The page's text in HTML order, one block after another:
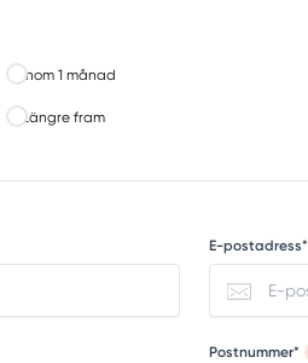
Inom 1 månad
Längre fram
E-postadress*
Postnummer*